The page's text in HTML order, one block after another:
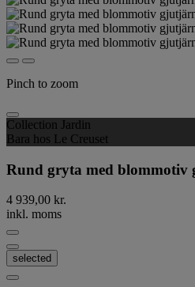
Pinch to zoom
Collection Jardin
Bara hos Le Creuset
Rund gryta med blommotiv
4 939,00 kr.
inkl. moms
selected